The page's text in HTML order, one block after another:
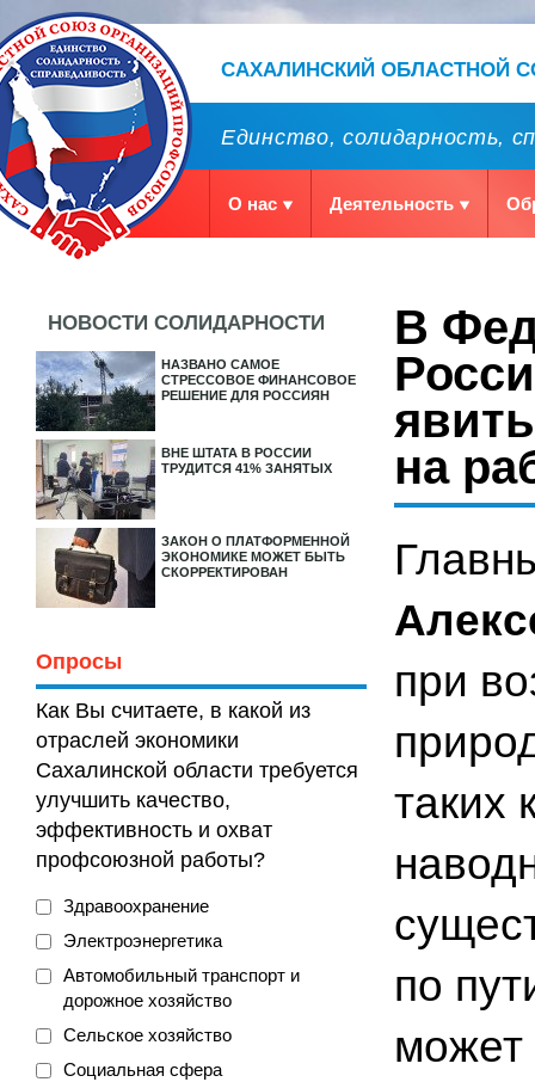
САХАЛИНСКИЙ ОБЛАСТНОЙ
Единство, солидарность,
О нас Деятельность
НОВОСТИ СОЛИДАРНОСТИ
НАЗВАНО САМОЕ
СТРЕССОВОЕ ФИНАНСОВОЕ
РЕШЕНИЕ ДЛЯ РОССИЯН
ВНЕ ШТАТА В РОССИИ
ТРУДИТСЯ 41% ЗАНЯТЫХ
ЗАКОН О ПЛАТФОРМЕННОЙ
ЭКОНОМИКЕ МОЖЕТ БЫТЬ
СКОРРЕКТИРОВАН
Опросы
Как Вы считаете, в какой из
отраслей экономики
Сахалинской области требуется
улучшить качество,
эффективность и охват
профсоюзной работы?
Здравоохранение
Электроэнергетика
Автомобильный транспорт и
дорожное хозяйство
Сельское хозяйство
Социальная сфера
В
на
при
таких
по
может